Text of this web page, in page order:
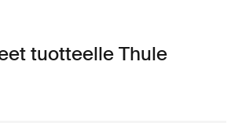
tuotteelle Thule